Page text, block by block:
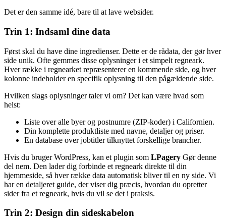
Det er den samme idé, bare til at lave websider.
Trin 1: Indsaml dine data
Først skal du have dine ingredienser. Dette er de rådata, der gør hver
side unik. Ofte gemmes disse oplysninger i et simpelt regneark.
Hver række i regnearket repræsenterer en kommende side, og hver
kolonne indeholder en specifik oplysning til den pågældende side.
Hvilken slags oplysninger taler vi om? Det kan være hvad som
helst:
Liste over alle byer og postnumre (ZIP-koder) i Californien.
Din komplette produktliste med navne, detaljer og priser.
En database over jobtitler tilknyttet forskellige brancher.
Hvis du bruger WordPress, kan et plugin som LPagery Gør denne
del nem. Den lader dig forbinde et regneark direkte til din
hjemmeside, så hver række data automatisk bliver til en ny side. Vi
har en detaljeret guide, der viser dig præcis, hvordan du opretter
sider fra et regneark, hvis du vil se det i praksis.
Trin 2: Design din sideskabelon